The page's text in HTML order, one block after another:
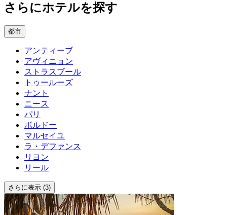
さらにホテルを探す
都市
アンティーブ
アヴィニョン
ストラスブール
トゥールーズ
ナント
ニース
パリ
ボルドー
マルセイユ
ラ・デファンス
リヨン
リール
さらに表示 (3)